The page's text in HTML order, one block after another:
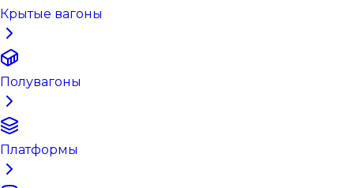
Крытые вагоны
Полувагоны
Платформы